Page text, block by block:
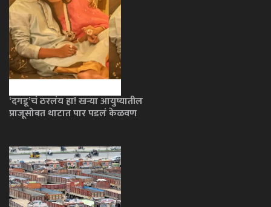
‘दगडू’चं ठरलंय हा! खऱ्या आयुष्यातील
प्राजूसोबत थाटात पार पडलं केळवण